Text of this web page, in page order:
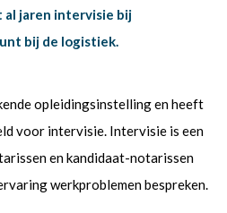
al jaren intervisie bij
bij de logistiek.
opleidingsinstelling en heeft
voor intervisie. Intervisie is een
en kandidaat-notarissen
werkproblemen bespreken.